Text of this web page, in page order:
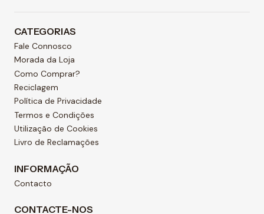
CATEGORIAS
Fale Connosco
Morada da Loja
Como Comprar?
Reciclagem
Política de Privacidade
Termos e Condições
Utilização de Cookies
Livro de Reclamações
INFORMAÇÃO
Contacto
CONTACTE-NOS